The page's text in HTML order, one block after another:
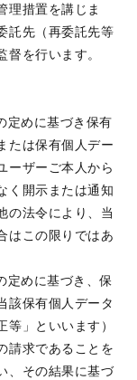
理措置を講じま
託先（再委託先等
を行います。
定めに基づき保有
たは保有個人デー
ーザーご本人から
く開示または通知
の法令により、当
はこの限りではあ
定めに基づき、保
該保有個人データ
」といいます）
請求であることを
、その結果に基づ